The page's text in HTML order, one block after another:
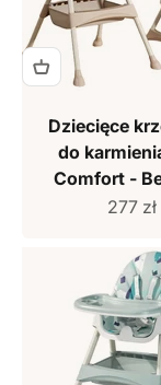
Dziecięce
do
Comfort -
Cena
277 zł